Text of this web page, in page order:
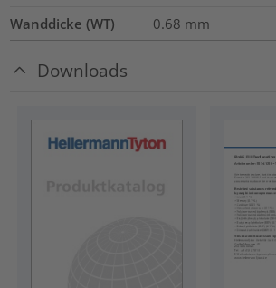
Wanddicke (WT)
0.68 mm
Downloads